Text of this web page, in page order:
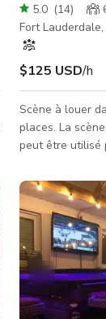
5.0 (14)
Fort Lauderdale,
$125 USD/h
Scène à louer
places. La scène
peut être utilisé
d'affaires, du
noter que les
disponibilité
l'utilisation de
horaires et la
envoyer un
disponibilité à
souhaitées.